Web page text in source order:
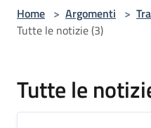
Home > Argomenti >
Tutte le notizie (3)
Tutte le